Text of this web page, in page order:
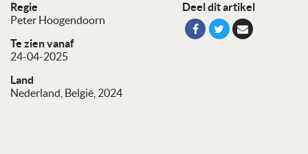
Regie
Peter Hoogendoorn
Te zien vanaf
24-04-2025
Land
Nederland, België, 2024
Deel dit artikel